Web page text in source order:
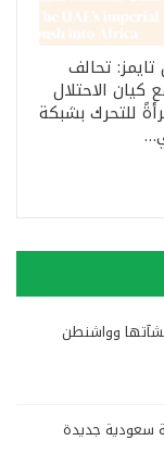
تايمز: تحالف
كيان الاحتلال
للتحرك بشبكة
وواشنطن